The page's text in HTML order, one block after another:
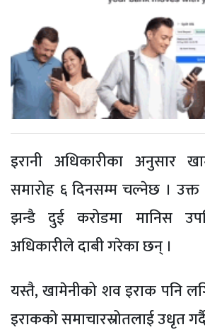
इरानी अधिकारीका अनुसार
समारोह ६ दिनसम्म चल्नेछ ।
झन्डै दुई करोडमा मानिस
अधिकारीले दाबी गरेका छन् ।
यस्तै, खामेनीको शव इराक पनि
इराकको समाचारस्रोतलाई उधृत